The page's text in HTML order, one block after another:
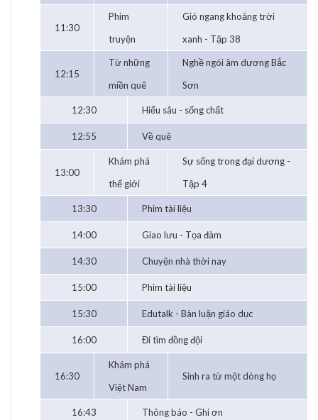
11:30
Phim
truyện
Gió ngang khoảng trời
xanh - Tập 38
12:15
Từ những
miền quê
Nghề ngói âm dương Bắc
Sơn
12:30 Hiểu sâu - sống chất
12:55 Về quê
13:00
Khám phá
thế giới
Sự sống trong đại dương -
Tập 4
13:30 Phim tài liệu
14:00 Giao lưu - Tọa đàm
14:30 Chuyện nhà thời nay
15:00 Phim tài liệu
15:30 Edutalk - Bàn luận giáo dục
16:00 Đi tìm đồng đội
16:30
Khám phá
Việt Nam
Sinh ra từ một dòng họ
16:43 Thông báo - Ghi ơn